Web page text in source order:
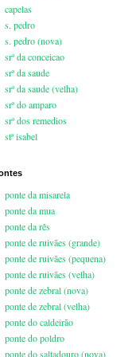
capelas
s. pedro
s. pedro (nova)
srª da conceicao
srª da saude
srª da saude (velha)
srª do amparo
srª dos remedios
stª isabel
ponte da misarela
ponte da mua
ponte da rês
ponte de ruivães (grande)
ponte de ruivães (pequena)
ponte de ruivães (velha)
ponte de zebral (nova)
ponte de zebral (velha)
ponte do caldeirão
ponte do poldro
ponte do saltadouro (nova)